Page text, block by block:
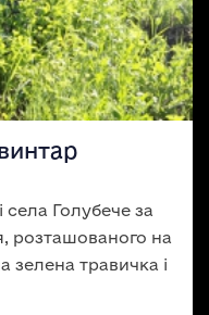
Голубече за
розташованого на
зелена травичка і